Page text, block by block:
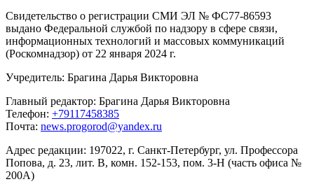
Свидетельство о регистрации СМИ ЭЛ № ФС77-86593
выдано Федеральной службой по надзору в сфере связи,
информационных технологий и массовых коммуникаций
(Роскомнадзор) от 22 января 2024 г.
Учредитель: Брагина Дарья Викторовна
Главный редактор: Брагина Дарья Викторовна
Телефон: +79117458385
Почта: news.progorod@yandex.ru
Адрес редакции: 197022, г. Санкт-Петербург, ул. Профессора
Попова, д. 23, лит. В, комн. 152-153, пом. 3-Н (часть офиса №
200А)